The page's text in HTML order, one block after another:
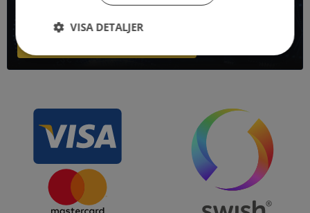
VISA DETALJER
Strikt
nödvändigt
Prestanda Inriktning
Funktioner Oklassificerade